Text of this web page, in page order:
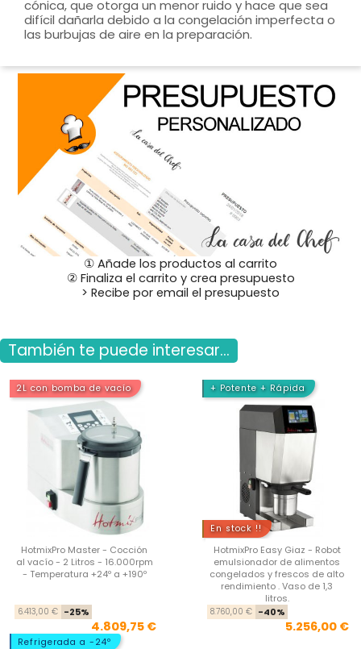
cónica, que otorga un menor ruido y hace que sea
difícil dañarla debido a la congelación imperfecta o
las burbujas de aire en la preparación.
① Añade los productos al carrito
② Finaliza el carrito y crea presupuesto
> Recibe por email el presupuesto
También te puede interesar...
2L con bomba de vacío
HotmixPro Master - Cocción
al vacío - 2 Litros - 16.000rpm
- Temperatura +24º a +190º
Precio base
6.413,00 € -25%
4.809,75 €
+ Potente + Rápida
En stock !!
HotmixPro Easy Giaz - Robot
emulsionador de alimentos
congelados y frescos de alto
rendimiento . Vaso de 1,3
litros.
8.760,00 € -40%
5.256,00 €
Refrigerada a -24º